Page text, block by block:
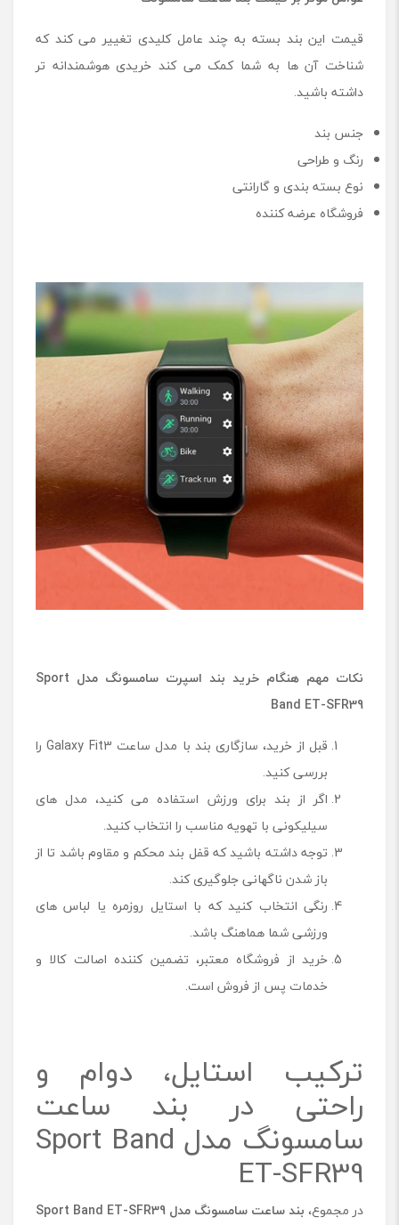
قیمت این بند بسته به چند عامل کلیدی تغییر می کند که
شناخت آن ها به شما کمک می کند خریدی هوشمندانه تر
داشته باشید.
جنس بند
رنگ و طراحی
نوع بسته بندی و گارانتی
فروشگاه عرضه کننده
نکات مهم هنگام خرید بند اسپرت سامسونگ مدل Sport
Band ET-SFR39
قبل از خرید، سازگاری بند با مدل ساعت Galaxy Fit3 را
بررسی کنید.
اگر از بند برای ورزش استفاده می کنید، مدل های
سیلیکونی با تهویه مناسب را انتخاب کنید.
توجه داشته باشید که قفل بند محکم و مقاوم باشد تا از
باز شدن ناگهانی جلوگیری کند.
رنگی انتخاب کنید که با استایل روزمره یا لباس های
ورزشی شما هماهنگ باشد.
خرید از فروشگاه معتبر، تضمین کننده اصالت کالا و
خدمات پس از فروش است.
ترکیب استایل، دوام و
راحتی در بند ساعت
سامسونگ مدل Sport Band
ET-SFR39
در مجموع، بند ساعت سامسونگ مدل Sport Band ET-SFR39